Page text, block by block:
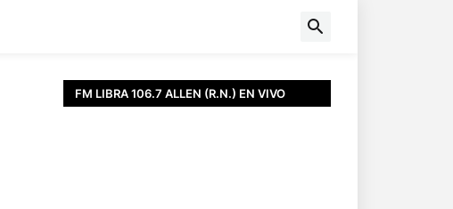
FM LIBRA 106.7 ALLEN (R.N.) EN VIVO